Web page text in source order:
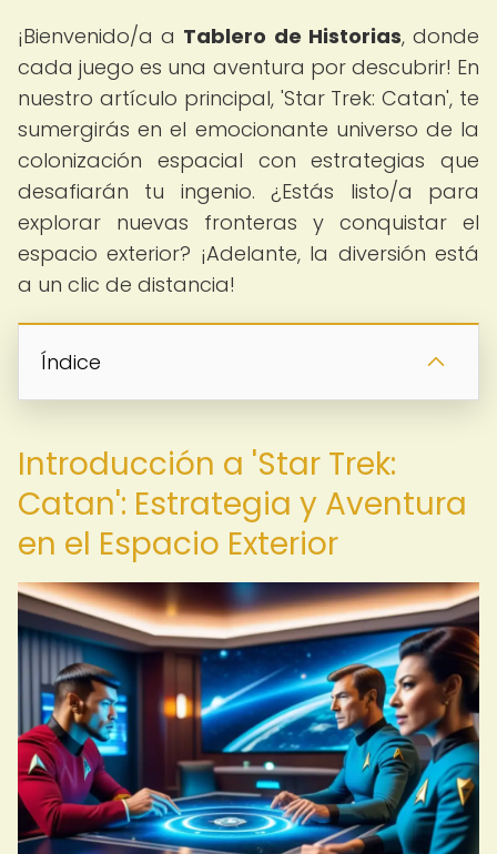
¡Bienvenido/a a Tablero de Historias, donde
cada juego es una aventura por descubrir! En
nuestro artículo principal, 'Star Trek: Catan', te
sumergirás en el emocionante universo de la
colonización espacial con estrategias que
desafiarán tu ingenio. ¿Estás listo/a para
explorar nuevas fronteras y conquistar el
espacio exterior? ¡Adelante, la diversión está
a un clic de distancia!
Índice
Introducción a 'Star Trek:
Catan': Estrategia y Aventura
en el Espacio Exterior